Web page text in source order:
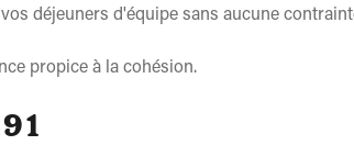
déjeuners d'équipe sans aucune
propice à la cohésion.